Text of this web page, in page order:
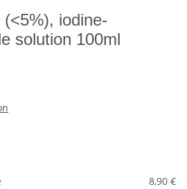
iodine-
solution 100ml
8,90 €